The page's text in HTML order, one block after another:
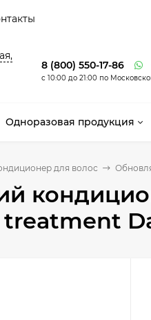
8 (800) 550-17-86
с 10:00 до 21:00 по
Одноразовая продукция
для волос